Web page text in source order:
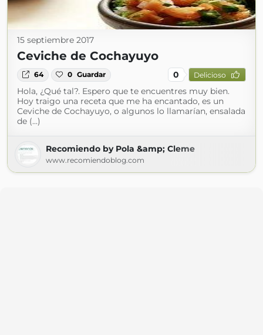
15 septiembre 2017
Ceviche de Cochayuyo
64 0 Guardar 0 Delicioso
Hola, ¿Qué tal?. Espero que te encuentres muy bien.
Hoy traigo una receta que me ha encantado, es un
Ceviche de Cochayuyo, o algunos lo llamarían, ensalada
de (...)
Recomiendo by Pola &amp; Cleme
www.recomiendoblog.com